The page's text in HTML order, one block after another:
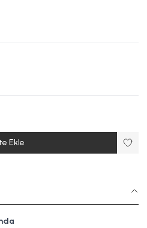
Ekle